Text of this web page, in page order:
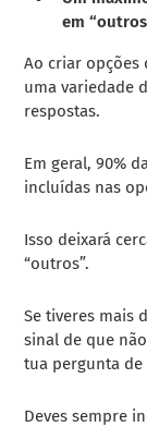
em
Ao criar
uma variedade
respostas.
Em geral, 90%
incluídas nas
Isso deixará
“outros”.
Se tiveres mais
sinal de que
tua pergunta
Deves sempre